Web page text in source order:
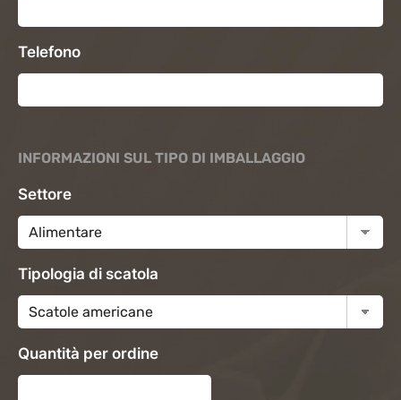
Telefono
INFORMAZIONI SUL TIPO DI IMBALLAGGIO
Settore
Tipologia di scatola
Quantità per ordine